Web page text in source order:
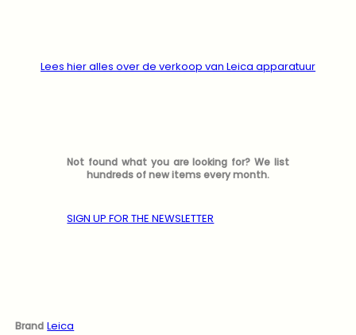
Lees hier alles over de verkoop van Leica apparatuur
Not found what you are looking for? We list
hundreds of new items every month.
SIGN UP FOR THE NEWSLETTER
Brand Leica